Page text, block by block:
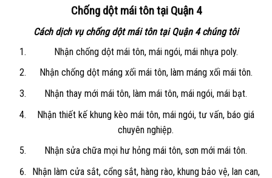
Chống dột mái tôn tại Quận 4
Cách dịch vụ chống dột mái tôn tại Quận 4 chúng tôi
Nhận chống dột mái tôn, mái ngói, mái nhựa poly.
Nhận chống dột máng xối mái tôn, làm máng xối mái tôn.
Nhận thay mới mái tôn, làm mái tôn, mái ngói, mái bạt.
Nhận thiết kế khung kèo mái tôn, mái ngói, tư vấn, báo giá
chuyên nghiệp.
Nhận sửa chữa mọi hư hỏng mái tôn, sơn mới mái tôn.
Nhận làm cửa sắt, cổng sắt, hàng rào, khung bảo vệ, lan can,